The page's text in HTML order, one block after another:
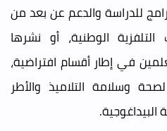
للدراسة والدعم عن بعد من
الوطنية، أو نشرها
في إطار أقسام افتراضية،
وسلامة التلاميذ والأطر
البيداغوجية.